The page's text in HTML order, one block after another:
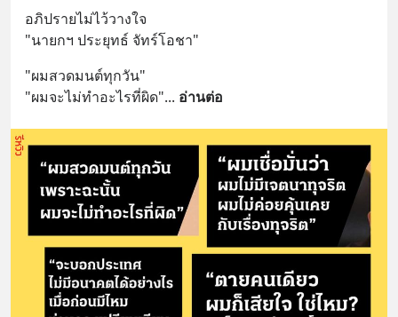
อภิปรายไม่ไว้วางใจ​
"นายกฯ​ ประยุทธ์​ จัทร์โอชา"
"ผมสวดมนต์ทุกวัน"
"ผมจะไม่ทำอะไรที่ผิด"... อ่านต่อ